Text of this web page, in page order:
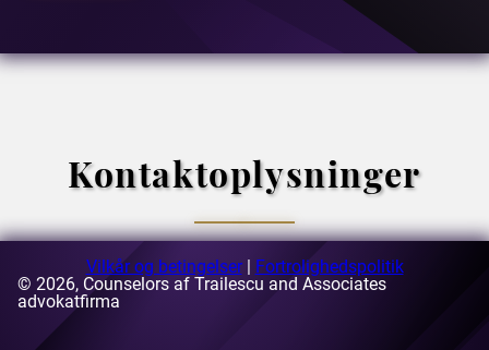
Kontaktoplysninger
E-mail: [email protected]
Adresse:
Bukarest, Rumænien
Vilkår og betingelser| Fortrolighedspolitik
© 2026, Counselors af Trailescu and Associates
advokatfirma